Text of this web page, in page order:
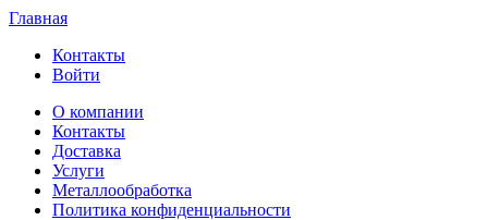
Главная
Контакты
Войти
О компании
Контакты
Доставка
Услуги
Металлообработка
Политика конфиденциальности